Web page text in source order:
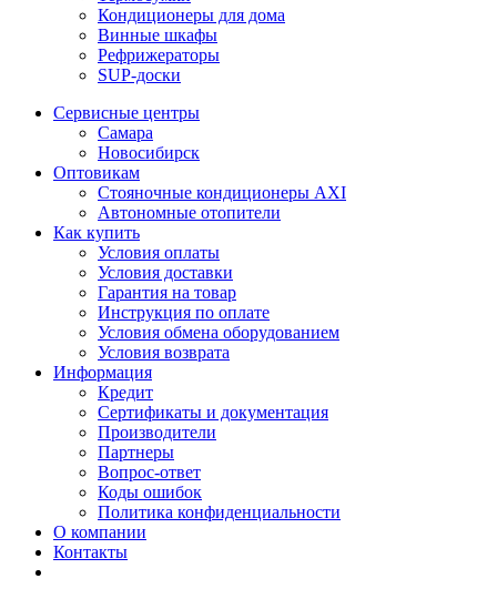
Кондиционеры для дома
Винные шкафы
Рефрижераторы
SUP-доски
Сервисные центры
Самара
Новосибирск
Оптовикам
Стояночные кондиционеры AXI
Автономные отопители
Как купить
Условия оплаты
Условия доставки
Гарантия на товар
Инструкция по оплате
Условия обмена оборудованием
Условия возврата
Информация
Кредит
Сертификаты и документация
Производители
Партнеры
Вопрос-ответ
Коды ошибок
Политика конфиденциальности
О компании
Контакты